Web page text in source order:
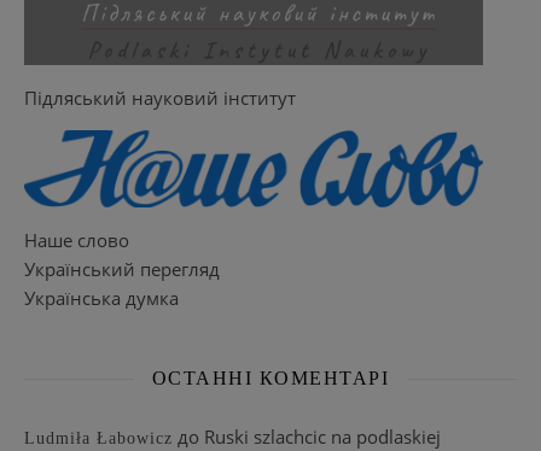
Підляський науковий інститут
Наше слово
Український перегляд
Українська думка
ОСТАННІ КОМЕНТАРІ
Ludmiła Łabowicz до Ruski szlachcic na podlaskiej